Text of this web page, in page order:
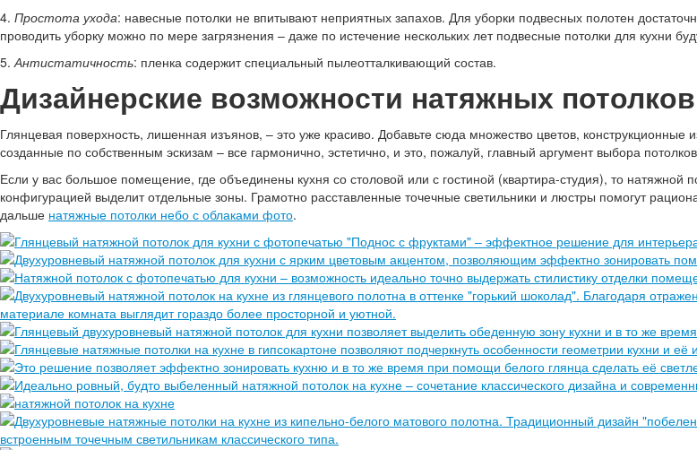
4. Простота ухода: навесные потолки не впитывают неприятных запахов. Для уборки подвесных полотен
проводить уборку можно по мере загрязнения – даже по истечение нескольких лет подвесные потолки для кухни
5. Антистатичность: пленка содержит специальный пылеотталкивающий состав.
Дизайнерские возможности натяжных потолков
Глянцевая поверхность, лишенная изъянов, – это уже красиво. Добавьте сюда множество цветов,
созданные по собственным эскизам – все гармонично, эстетично, и это, пожалуй, главный аргумент выбора
Если у вас большое помещение, где объединены кухня со столовой или с гостиной (квартира-студия), то натяжной
конфигурацией выделит отдельные зоны. Грамотно расставленные точечные светильники и люстры помогут
дальше натяжные потолки небо с облаками фото.